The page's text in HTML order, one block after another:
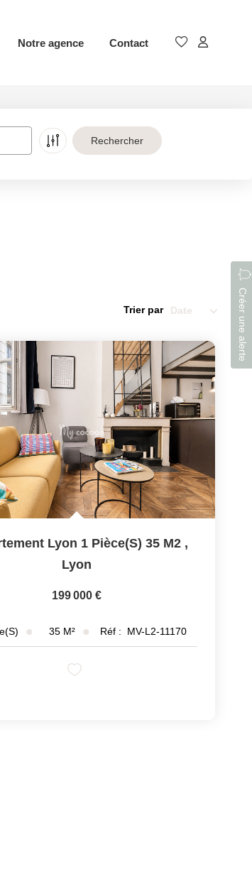
Notre agence Contact
Créer une alerte
Trier par
Lyon 1 Pièce(s) 35 M2 ,
Lyon
199 000 €
35 M² Réf : MV-L2-11170